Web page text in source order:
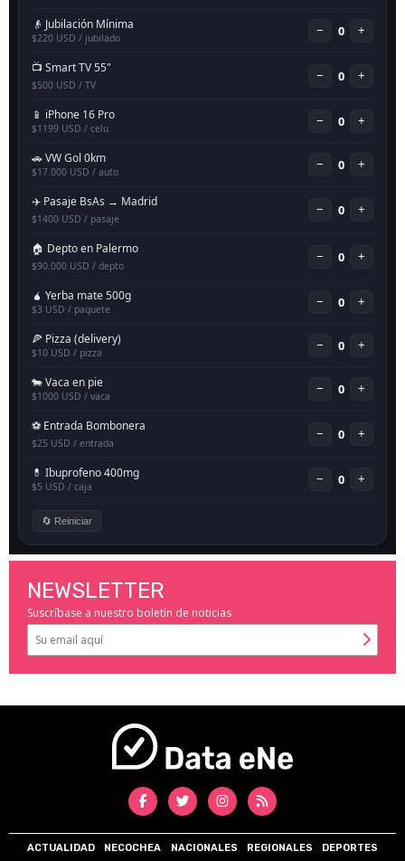
NEWSLETTER
Suscríbase a nuestro boletín de noticias
ACTUALIDAD NECOCHEA NACIONALES REGIONALES DEPORTES